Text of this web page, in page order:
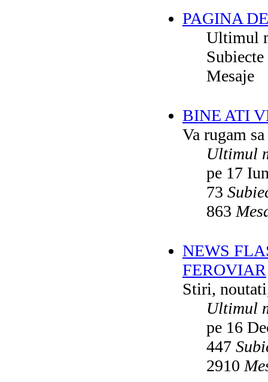
PAGINA
Ultimul
Subiecte
Mesaje
BINE ATI
Va rugam
Ultimul
pe 17
73
863
NEWS
FEROVIAR
Stiri,
Ultimul
pe 16
447
2910